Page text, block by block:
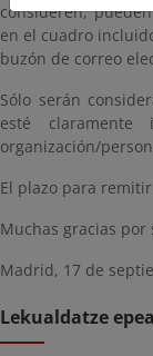
consideren,
en el cuadro
buzón de correo
Sólo serán
esté
organización/
El plazo para
Muchas gracias por
Madrid, 17 de
Lekualdatze epea